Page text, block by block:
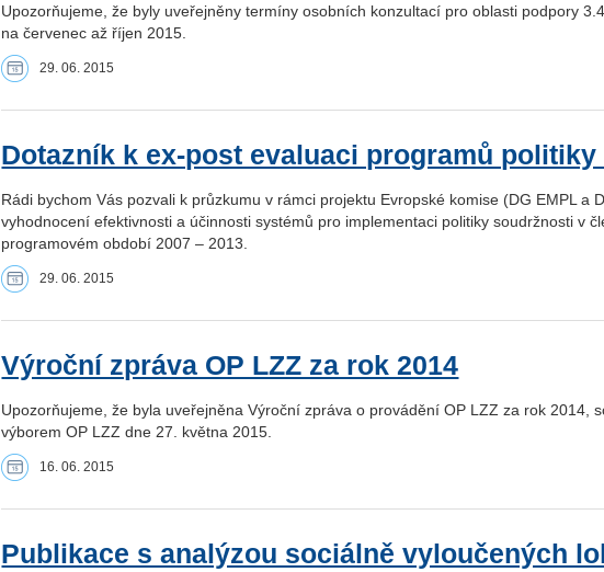
Upozorňujeme, že byly uveřejněny termíny osobních konzultací pro oblasti podpory
na červenec až říjen 2015.
29. 06. 2015
Dotazník k ex-post evaluaci programů
Rádi bychom Vás pozvali k průzkumu v rámci projektu Evropské komise (DG EMPL a
vyhodnocení efektivnosti a účinnosti systémů pro implementaci politiky soudržnosti v
programovém období 2007 – 2013.
29. 06. 2015
Výroční zpráva OP LZZ za rok 2014
Upozorňujeme, že byla uveřejněna Výroční zpráva o provádění OP LZZ za rok 2014,
výborem OP LZZ dne 27. května 2015.
16. 06. 2015
Publikace s analýzou sociálně vyloučených